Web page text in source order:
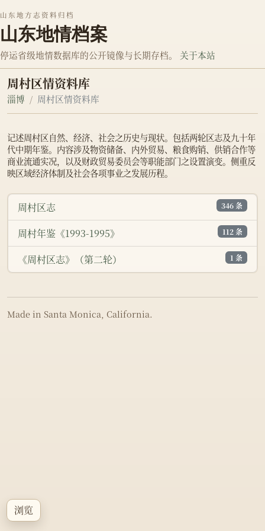
山东地方志资料归档
山东地情档案
停运省级地情数据库的公开镜像与长期存档。 关于本站
周村区情资料库
淄博 周村区情资料库
浏览
记述周村区自然、经济、社会之历史与现状。包括两轮区志及九十年
代中期年鉴。内容涉及物资储备、内外贸易、粮食购销、供销合作等
商业流通实况，以及财政贸易委员会等职能部门之设置演变。侧重反
映区域经济体制及社会各项事业之发展历程。
周村区志 346 条
周村年鉴《1993-1995》 112 条
《周村区志》（第二轮） 1 条
Made in Santa Monica, California.